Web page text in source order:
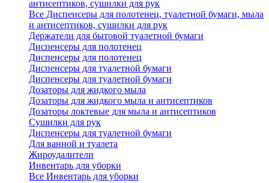
антисептиков, сушилки для рук
Все Диспенсеры для полотенец, туалетной бумаги, мыла
и антисептиков, сушилки для рук
Держатели для бытовой туалетной бумаги
Диспенсеры для полотенец
Диспенсеры для полотенец
Диспенсеры для туалетной бумаги
Диспенсеры для туалетной бумаги
Дозаторы для жидкого мыла
Дозаторы для жидкого мыла и антисептиков
Дозаторы локтевые для мыла и антисептиков
Сушилки для рук
Диспенсеры для туалетной бумаги
Для ванной и туалета
Жироудалители
Инвентарь для уборки
Все Инвентарь для уборки